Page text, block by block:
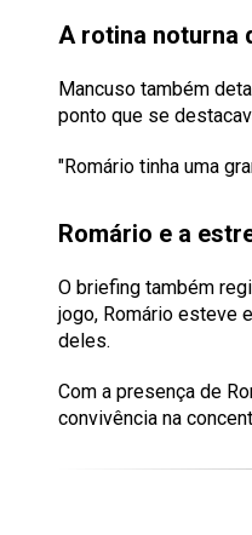
A rotina noturna
Mancuso também
ponto que se
"Romário tinha uma
Romário e a
O briefing também
jogo, Romário esteve
deles.
Com a presença de
convivência na